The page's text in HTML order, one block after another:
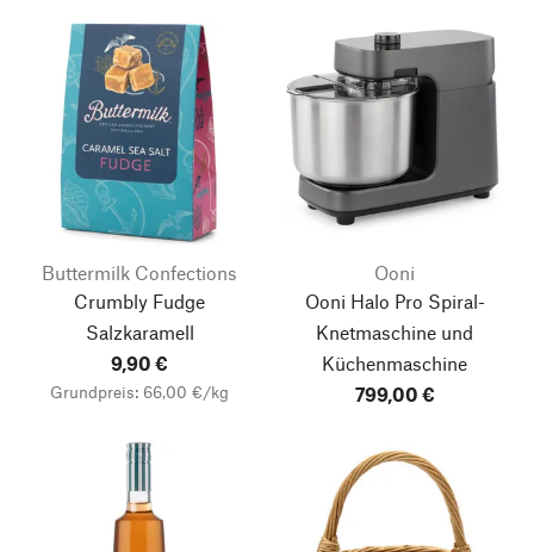
Buttermilk Confections
Crumbly Fudge
Salzkaramell
9,90 €
Grundpreis: 66,00 €/kg
Ooni
Ooni Halo Pro Spiral-
Knetmaschine und
Küchenmaschine
799,00 €